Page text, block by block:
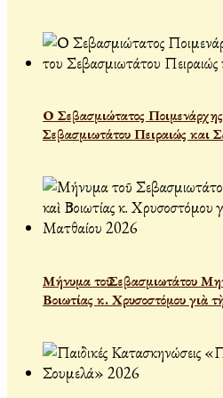
Ο Σεβασμιώτατος
Σεβασμιωτάτου Πειραιώς και
Μήνυμα τοῦ Σεβασμιωτάτου
Βοιωτίας κ. Χρυσοστόμου γιὰ